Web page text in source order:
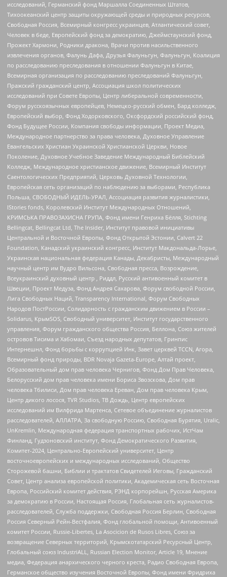
исследований, Германский фонд Маршалла Соединенных Штатов,
Тихоокеанский центр защиты окружающей среды и природных ресурсов,
Свободная Россия, Всемирный конгресс украинцев, Атлантический совет,
Человек в беде, Европейский фонд за демократию, Джеймстаунский фонд,
Прожект Хармони, Родники дракона, Врачи против насильственного
извлечения органов, Фалунь Дафа, Друзья Фалуньгун, Фалуньгун, Коалиция
по расследованию преследования в отношении Фалуньгун в Китае,
Всемирная организация по расследованию преследований Фалуньгун,
Пражский гражданский центр, Ассоциация школ политических
исследований при Совете Европы, Центр либеральной современности,
Форум русскоязычных европейцев, Немецко-русский обмен, Бард колледж,
Европейский выбор, Фонд Ходорковского, Оксфордский российский фонд,
Фонд Будущее России, Компания свободы информации, Проект Медиа,
Международное партнерство за права человека, Духовное Управление
Евангельских Христиан Украинской Христианской Церкви, Новое
Поколение, Духовное Учебное Заведение Международный Библейский
Колледж, Международное христианское движение, Всемирный Институт
Саентологических Предприятий, Церковь Духовной Технологии,
Европейская сеть организаций по наблюдению за выборами, Республика
Польша, СВОБОДНЫЙ ИДЕЛЬ-УРАЛ, Ассоциация развития журналистики,
IStories fonds, Королевский Институт Международных Отношений,
КРИМСЬКА ПРАВОЗАХИСНА ГРУПА, Фонд имени Генриха Бёлля, Stichting
Bellingcat, Bellingcat Ltd, The Insider, Институт правовой инициативы
Центральной и Восточной Европы, Фонд Открытой Эстонии, Calvert 22
Foundation, Канадский украинский конгресс, Институт Макдональда-Лорье,
Украинская национальная федерация Канады, Декабристы, Международный
научный центр им Вудро Вильсона, Свободная пресса, Возрождение,
Всеукраинский духовный центр , Риддл, Русский антивоенный комитет в
Швеции, Проект Медуза, Фонд Андрея Сахарова, Форум свободной России,
Лига Свободных Наций, Transparеncy International, Форум Свободных
Народов ПостРоссии, Солидарность с гражданским движением в России –
Solidarus, КрымSOS, Свободный университет, Институт государственного
управления, Форум гражданского общества Россия, Беллона, Союз жителей
островов Тисима и Хабомаи, Съезд народных депутатов, Гринпис
Интернешнл, Фонд борьбы с коррупцией Инк, Завет церквей TCCN, Агора,
Всемирный фонд природы, BDR Novaja Gazeta-Europe, Алтай проект,
Образовательный дом прав человека Чернигов, Фонд Дом Прав Человека,
Белорусский дом прав человека имени Бориса Звозскова, Дом прав
человека Тбилиси, Дом прав человека Ереван, Дом прав человека Крым,
Центр дикого лосося, TVR Studios, ТВ Дождь, Центр европейских
исследований им Вилфрида Мартенса, Сетевое объединение журналистов
расследователей, АЛЛАТРА, За свободную Россию, Свободная Бурятия, Uralic,
UnKremlin, Международная федерация транспортных рабочих, ИстЧам
Финланд, Гудзоновский институт, Фонд Демократического Развития,
Комитет-2024, Центрально-Европейский университет, Центр
восточноевропейских и международных исследований, Общество
Сторожевой башни, Библии и трактатов Свидетелей Иеговы, Гражданский
Совет, Центр анализа европейской политики, Академическая сеть Восточная
Европа, Российский комитет действия, РЭНД корпорейшн, Русская Америка
за демократию в России, Настоящая Россия, Глобальная сеть журналистов-
расследователей, Служба поддержки, Свободная Россия Берлин, Свободная
Россия Северный Рейн-Вестфалия, Фонд глобальной помощи, Антивоенный
комитет России, Russie-Libertes, La Asocicion de Rusos Libres, Союз за
возвращение Северных территорий, Крымскотатарский Ресурсный Центр,
Глобальный союз IndustriALL, Russian Election Monitor, Article 19, Мнение
медиа, Федерация анархического черного креста, Радио Свободная Европа,
Германское общество изучения Восточной Европы, Фонд имени Фридриха